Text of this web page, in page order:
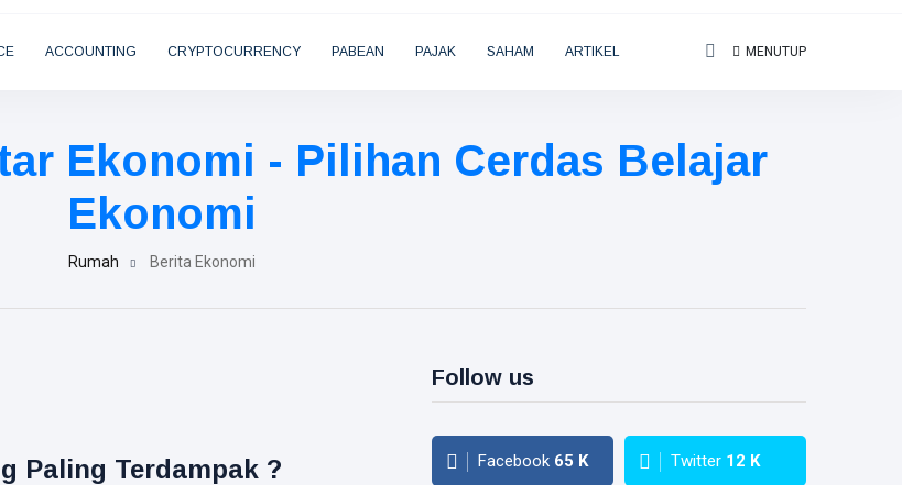
ACCOUNTING CRYPTOCURRENCY PABEAN PAJAK SAHAM ARTIKEL MENUTUP
Ekonomi - Pilihan Cerdas Belajar
Ekonomi
Rumah Berita Ekonomi
Paling Terdampak ?
Follow us
Facebook 65 K Twitter 12 K